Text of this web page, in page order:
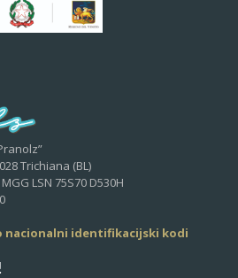
Trichiana (BL)
LSN 75S70 D530H
nacionalni identifikacijski kodi